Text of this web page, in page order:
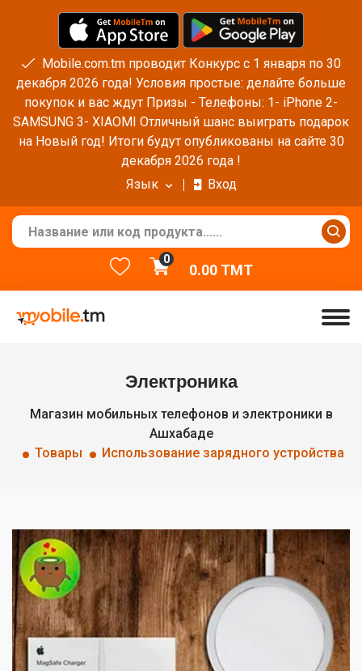
Mobile.com.tm проводит Конкурс с 1 января по 30
декабря 2026 года! Условия простые: делайте больше
покупок и вас ждут Призы - Телефоны: 1- iPhone 2-
SAMSUNG 3- XIAOMI Отличный шанс выиграть подарок
на Новый год! Итоги будут опубликованы на сайте 30
декабря 2026 года !
Язык
Вход
0
0.00TMT
Электроника
Магазин мобильных телефонов и электроники в
Ашхабаде
Товары
Использование зарядного устройства